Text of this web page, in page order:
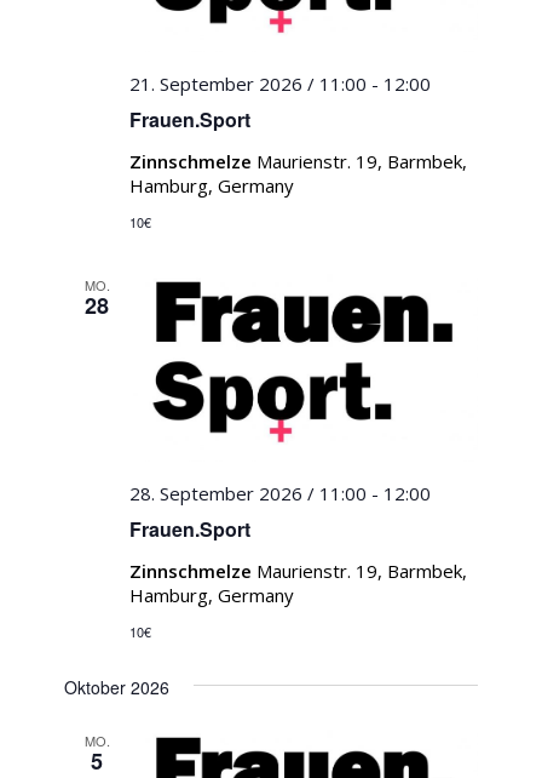
Frauen.Sport
21. September 2026 / 11:00 - 12:00
Zinnschmelze Maurienstr. 19, Barmbek,
Hamburg, Germany
10€
MO.
28
Frauen.Sport
28. September 2026 / 11:00 - 12:00
Zinnschmelze Maurienstr. 19, Barmbek,
Hamburg, Germany
10€
Oktober 2026
MO.
5